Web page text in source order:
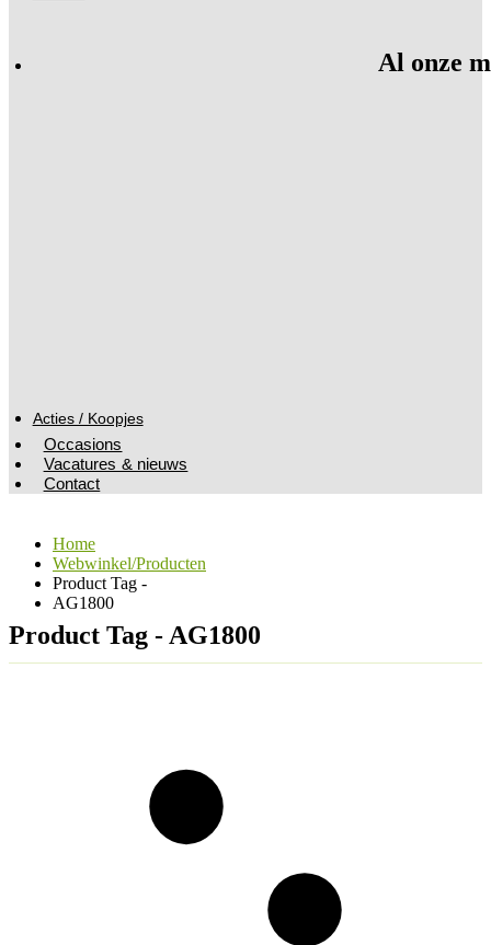
Al onze
Acties / Koopjes
Occasions
Vacatures & nieuws
Contact
Home
Webwinkel/Producten
Product Tag -
AG1800
Product Tag - AG1800